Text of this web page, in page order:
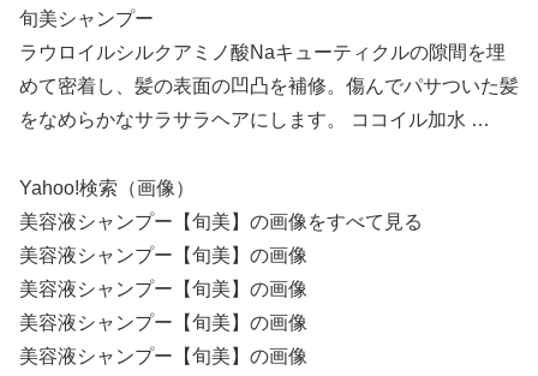
旬美シャンプー
ラウロイルシルクアミノ酸Naキューティクルの隙間を埋
めて密着し、髪の表面の凹凸を補修。傷んでパサついた髪
をなめらかなサラサラヘアにします。 ココイル加水 …
Yahoo!検索（画像）
美容液シャンプー【旬美】の画像をすべて見る
美容液シャンプー【旬美】の画像
美容液シャンプー【旬美】の画像
美容液シャンプー【旬美】の画像
美容液シャンプー【旬美】の画像